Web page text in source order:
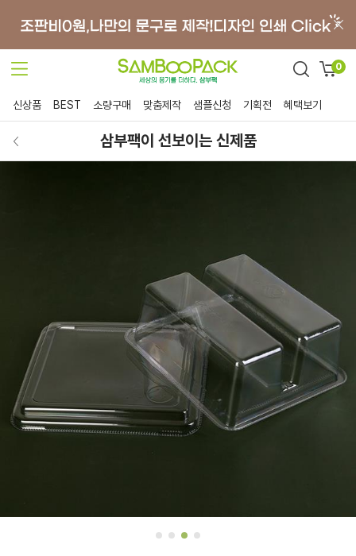
0
신상품 BEST 소량구매 맞춤제작 샘플신청 기획전 혜택보기
삼부팩이 선보이는 신제품